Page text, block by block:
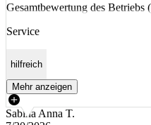
Gesamtbewertung des
Service
hilfreich
Mehr anzeigen
Sabina Anna T.